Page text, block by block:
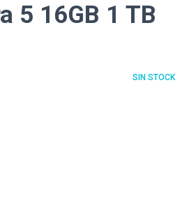
5 16GB 1 TB
SIN STOCK